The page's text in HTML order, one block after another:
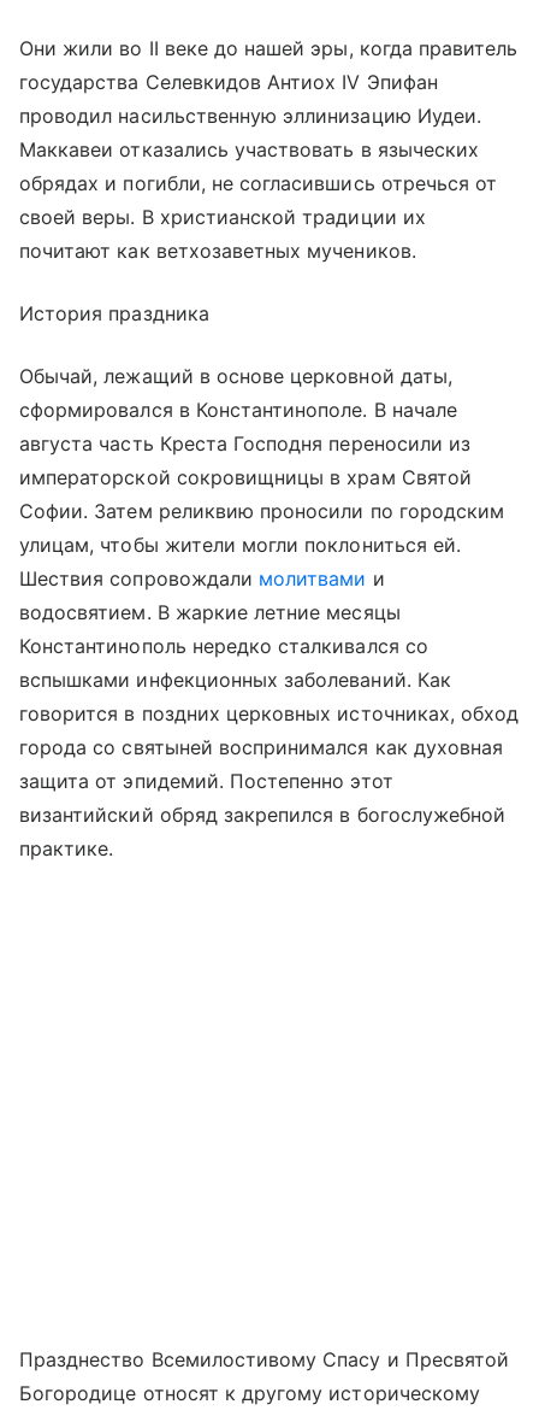
Они жили во II веке до нашей эры, когда правитель
государства Селевкидов Антиох IV Эпифан
проводил насильственную эллинизацию Иудеи.
Маккавеи отказались участвовать в языческих
обрядах и погибли, не согласившись отречься от
своей веры. В христианской традиции их
почитают как ветхозаветных мучеников.
История праздника
Обычай, лежащий в основе церковной даты,
сформировался в Константинополе. В начале
августа часть Креста Господня переносили из
императорской сокровищницы в храм Святой
Софии. Затем реликвию проносили по городским
улицам, чтобы жители могли поклониться ей.
Шествия сопровождали молитвами и
водосвятием. В жаркие летние месяцы
Константинополь нередко сталкивался со
вспышками инфекционных заболеваний. Как
говорится в поздних церковных источниках, обход
города со святыней воспринимался как духовная
защита от эпидемий. Постепенно этот
византийский обряд закрепился в богослужебной
практике.
Празднество Всемилостивому Спасу и Пресвятой
Богородице относят к другому историческому